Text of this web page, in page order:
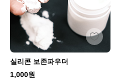
실리콘 보존파우더
1,000원